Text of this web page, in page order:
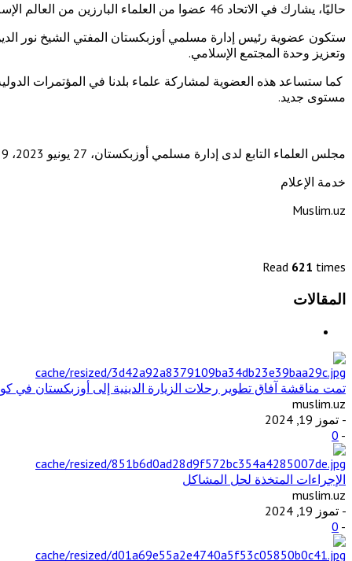
حاليًا، يشارك في الاتحاد 46 عضوا من العلماء البارزين من العالم الإسلامي. وكان الشيخ محمد صادق محمد يوسف رحمه الله عضوا في الاتحاد.
ستكون عضوية رئيس إدارة مسلمي أوزبكستان المفتي الشيخ نور
وتعزيز وحدة المجتمع الإسلامي.
كما ستساعد هذه العضوية لمشاركة علماء بلدنا في المؤتمرات
مستوى جديد.
مجلس العلماء التابع لدى إدارة مسلمي أوزبكستان، 27 يونيو 2023، 9 ذو الحجة 1444 هـ مدينة طشقند إدارة مسلمي أوزبكستان
خدمة الإعلام
Muslim.uz
Read 621 times
المقالات
تمت مناقشة آفاق تطوير رحلات الزيارة الدينية إلى أوزبكستان في
muslim.uz
- تموز 19, 2024
-
0
الإجراءات المتخذة لحل المشاكل
muslim.uz
- تموز 19, 2024
-
0